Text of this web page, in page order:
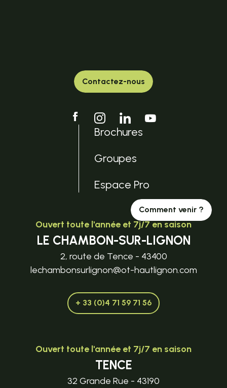
Contactez-nous
Brochures
Groupes
Espace Pro
Comment venir ?
Ouvert toute l'année et 7j/7 en saison
LE CHAMBON-SUR-LIGNON
2, route de Tence - 43400
lechambonsurlignon@ot-hautlignon.com
+ 33 (0)4 71 59 71 56
Ouvert toute l'année et 7j/7 en saison
TENCE
32 Grande Rue - 43190